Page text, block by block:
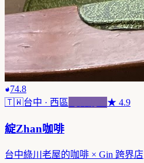
74.8
🇹🇼台中 · 西區 ★ 4.9
綻Zhan咖啡
台中綠川老屋的咖啡 × Gin 跨界店